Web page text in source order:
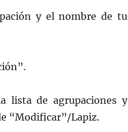
y el nombre de tu
lista de agrupaciones y
“Modificar”/Lapiz.